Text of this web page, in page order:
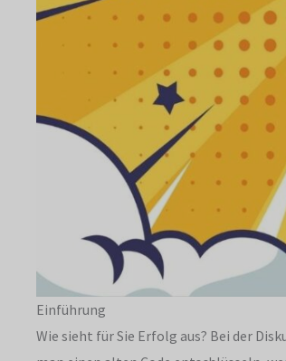
Einführung
Wie sieht für Sie Erfolg aus? Bei der